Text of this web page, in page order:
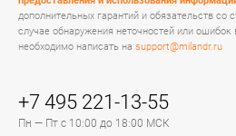
дополнительных гарантий и обязательств
случае обнаружения неточностей или
необходимо написать на support@milandr.ru
+7 495 221-13-55
Пн — Пт с 10:00 до 18:00 МСК